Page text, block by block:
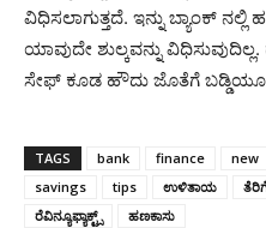
ವಿಧಿಸಲಾಗುತ್ತದೆ. ಇನ್ನು ಬ್ಯಾಂಕ್
ಯಾವುದೇ ಶುಲ್ಕವನ್ನು
ಸೇಫ್‌ ಕೂಡ ಹೌದು ಜೊತೆಗೆ ಬಡ್ಡಿಯೂ
TAGS bank finance new
savings
tips ಉಳಿತಾಯ
ರೆವಿನ್ಯೂಫ್ಯಾಕ್ಟ್ಸ್
ಹಣಕಾಸು